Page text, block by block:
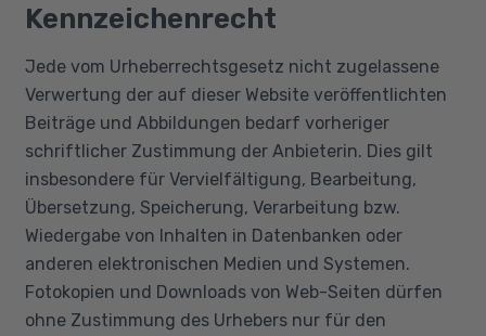
Kennzeichenrecht
Jede vom Urheberrechtsgesetz nicht zugelassene
Verwertung der auf dieser Website veröffentlichten
Beiträge und Abbildungen bedarf vorheriger
schriftlicher Zustimmung der Anbieterin. Dies gilt
insbesondere für Vervielfältigung, Bearbeitung,
Übersetzung, Speicherung, Verarbeitung bzw.
Wiedergabe von Inhalten in Datenbanken oder
anderen elektronischen Medien und Systemen.
Fotokopien und Downloads von Web-Seiten dürfen
ohne Zustimmung des Urhebers nur für den